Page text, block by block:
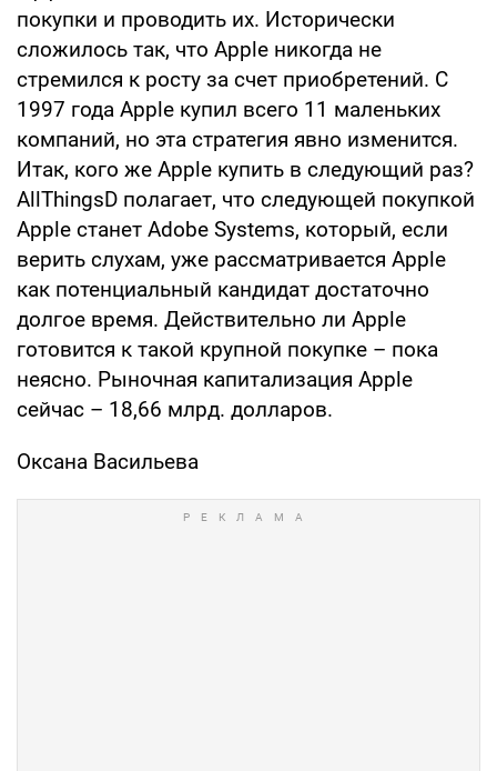
покупки и проводить их. Исторически
сложилось так, что Apple никогда не
стремился к росту за счет приобретений. С
1997 года Apple купил всего 11 маленьких
компаний, но эта стратегия явно изменится.
Итак, кого же Apple купить в следующий раз?
AllThingsD полагает, что следующей покупкой
Apple станет Adobe Systems, который, если
верить слухам, уже рассматривается Apple
как потенциальный кандидат достаточно
долгое время. Действительно ли Apple
готовится к такой крупной покупке – пока
неясно. Рыночная капитализация Apple
сейчас – 18,66 млрд. долларов.
Оксана Васильева